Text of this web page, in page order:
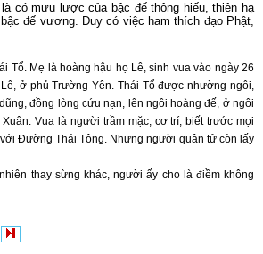
có mưu lược của bậc đế thông hiếu, thiên hạ
đế vương. Duy có việc ham thích đạo Phật,
Tổ. Mẹ là hoàng hậu họ Lê, sinh vua vào ngày 26
ở phủ Trường Yên. Thái Tổ được nhường ngôi,
đồng lòng cứu nạn, lên ngôi hoàng đế, ở ngôi
Vua là người trầm mặc, cơ trí, biết trước mọi
Đường Thái Tông. Nhưng người quân tử còn lấy
thay sừng khác, người ấy cho là điềm không